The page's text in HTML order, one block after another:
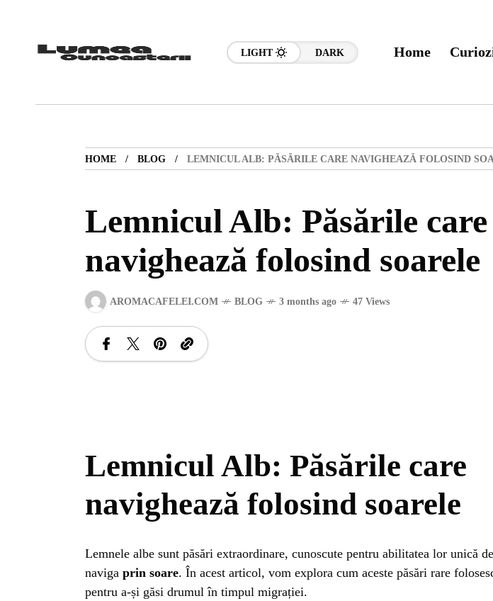
LIGHT DARK Home
HOME BLOG LEMNICUL ALB: PĂSĂRILE CARE NAVIGHEAZĂ FOLOSIND
Lemnicul Alb: Păsările care
navighează folosind soarele
AROMACAFELEI.COM BLOG 3 months ago 47 Views
Lemnicul Alb: Păsările care
navighează folosind soarele
Lemnele albe sunt păsări extraordinare, cunoscute pentru abilitatea lor unică
naviga prin soare. În acest articol, vom explora cum aceste păsări rare
pentru a-și găsi drumul în timpul migrației.